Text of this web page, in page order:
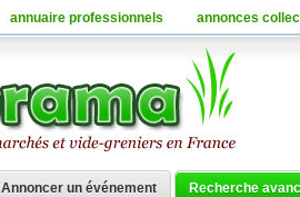
Annoncer un événement Recherche
annuaire professionnels annonces